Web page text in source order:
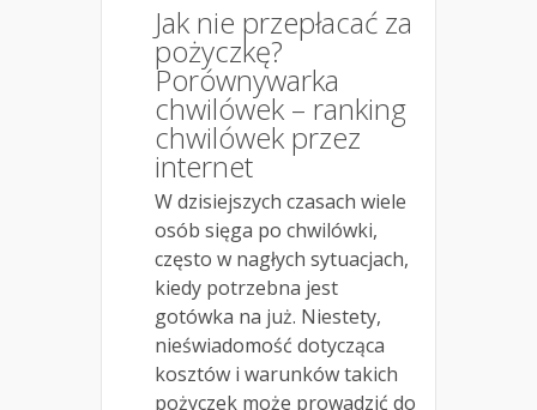
Jak nie przepłacać za
pożyczkę?
Porównywarka
chwilówek – ranking
chwilówek przez
internet
W dzisiejszych czasach wiele
osób sięga po chwilówki,
często w nagłych sytuacjach,
kiedy potrzebna jest
gotówka na już. Niestety,
nieświadomość dotycząca
kosztów i warunków takich
pożyczek może prowadzić do